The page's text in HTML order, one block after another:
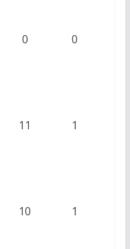
0 0
11 1
10 1